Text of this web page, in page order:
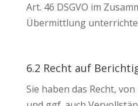
Art. 46 DSGVO im
Übermittlung
6.2 Recht auf
Sie haben das Recht,